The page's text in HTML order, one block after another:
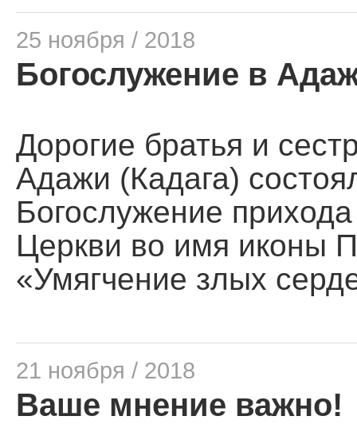
25 ноября / 2018
Богослужение в
Дорогие братья и
Адажи (Кадага)
Богослужение
Церкви во имя иконы
«Умягчение злых
21 ноября / 2018
Ваше мнение важно!